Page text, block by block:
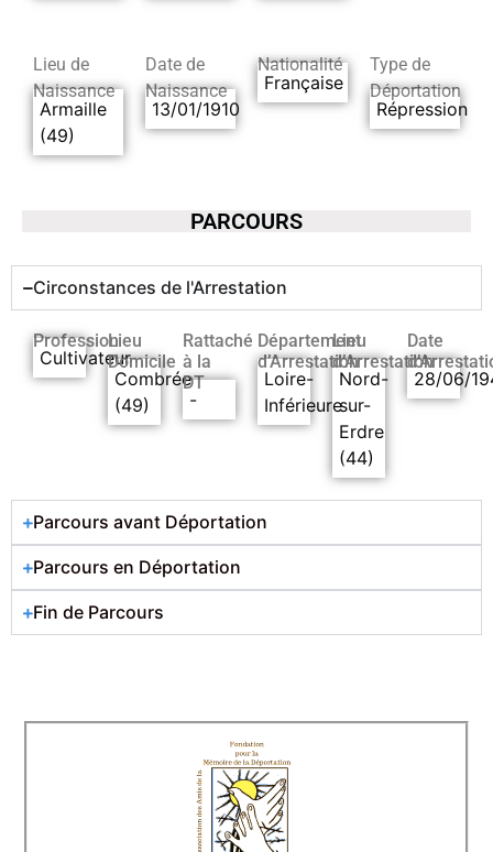
Lieu de
Naissance
Armaille
(49)
Date de
Naissance
13/01/1910
Nationalité
Française
Type de
Déportation
Répression
PARCOURS
Circonstances de l'Arrestation
Profession
Cultivateur
Lieu
Domicile
Combrée
(49)
Rattaché
à la
DT
-
Département
d’Arrestation
Loire-
Inférieure
Lieu
d’Arrestation
Nord-
sur-
Erdre
(44)
Date
28/06/
Parcours avant Déportation
Parcours en Déportation
Fin de Parcours